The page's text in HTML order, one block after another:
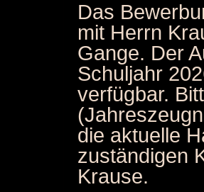
Das
mit Herrn
Gange. Der
Schuljahr
verfügbar.
die aktuelle
zuständigen
Krause.